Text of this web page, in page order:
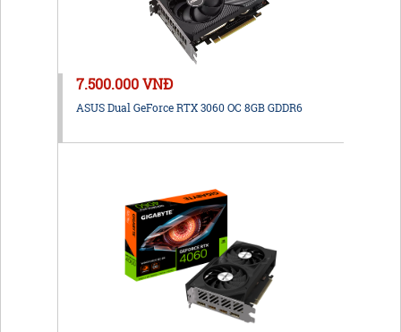
7.500.000 VNĐ
ASUS Dual GeForce RTX 3060 OC 8GB GDDR6